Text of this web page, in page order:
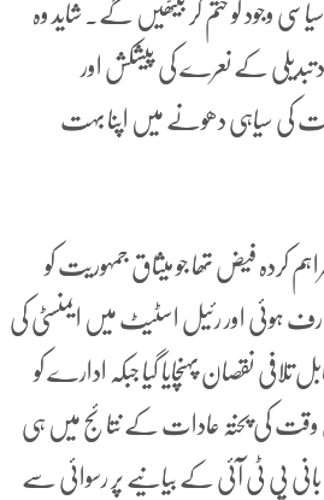
وجود کو ختم کر بیٹھیں گے۔ شاید وہ
تبدیلی کے نعرے کی پیشکش اور
کی سیاہی دھونے میں اپنا بہت
فیض تھا جو میثاق جمہوریت کو
ہوئی اور رئیل اسٹیٹ میں ایمنسٹی کی
نقصان پہنچایا گیا جبکہ ادارے کو
اس وقت کی پختہ عادات کے نتائج میں ہی
پی ٹی آئی کے بیانیے پر رسوائی سے